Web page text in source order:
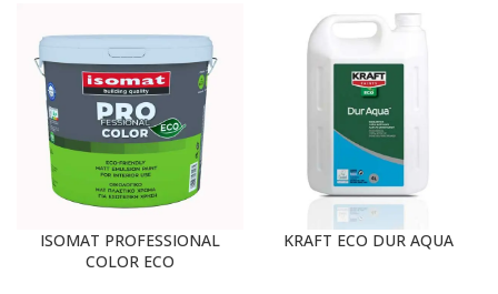
ISOMAT PROFESSIONAL
COLOR ECO
KRAFT ECO DUR AQUA